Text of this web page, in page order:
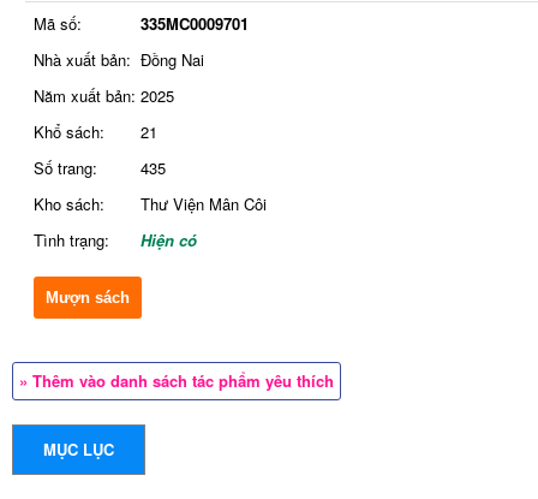
Mã số:
335MC0009701
Nhà xuất bản: Đồng Nai
Năm xuất bản: 2025
Khổ sách:
21
Số trang:
435
Kho sách:
Thư Viện Mân Côi
Tình trạng:
Hiện có
Mượn sách
» Thêm vào danh sách tác phẩm yêu thích
MỤC LỤC